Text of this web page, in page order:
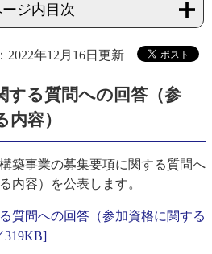
ジ内目次
2022年12月16日更新
する質問への回答（参
容）​
築事業の募集要項に関する質問へ
内容）を公表します。
質問への回答（参加資格に関する
319KB]